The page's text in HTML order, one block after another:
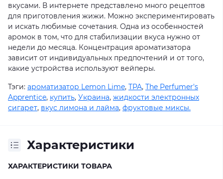
вкусами. В интернете представлено много рецептов
для приготовления жижи. Можно экспериментировать
и искать любимые сочетания. Одна из особенностей
аромок в том, что для стабилизации вкуса нужно от
недели до месяца. Концентрация ароматизатора
зависит от индивидуальных предпочтений и от того,
какие устройства используют вейперы.
Тэги: ароматизатор Lemon Lime, TPA, The Perfumer's
Apprentice, купить, Украина, жидкости электронных
сигарет, вкус лимона и лайма, фруктовые миксы.
Характеристики
ХАРАКТЕРИСТИКИ ТОВАРА